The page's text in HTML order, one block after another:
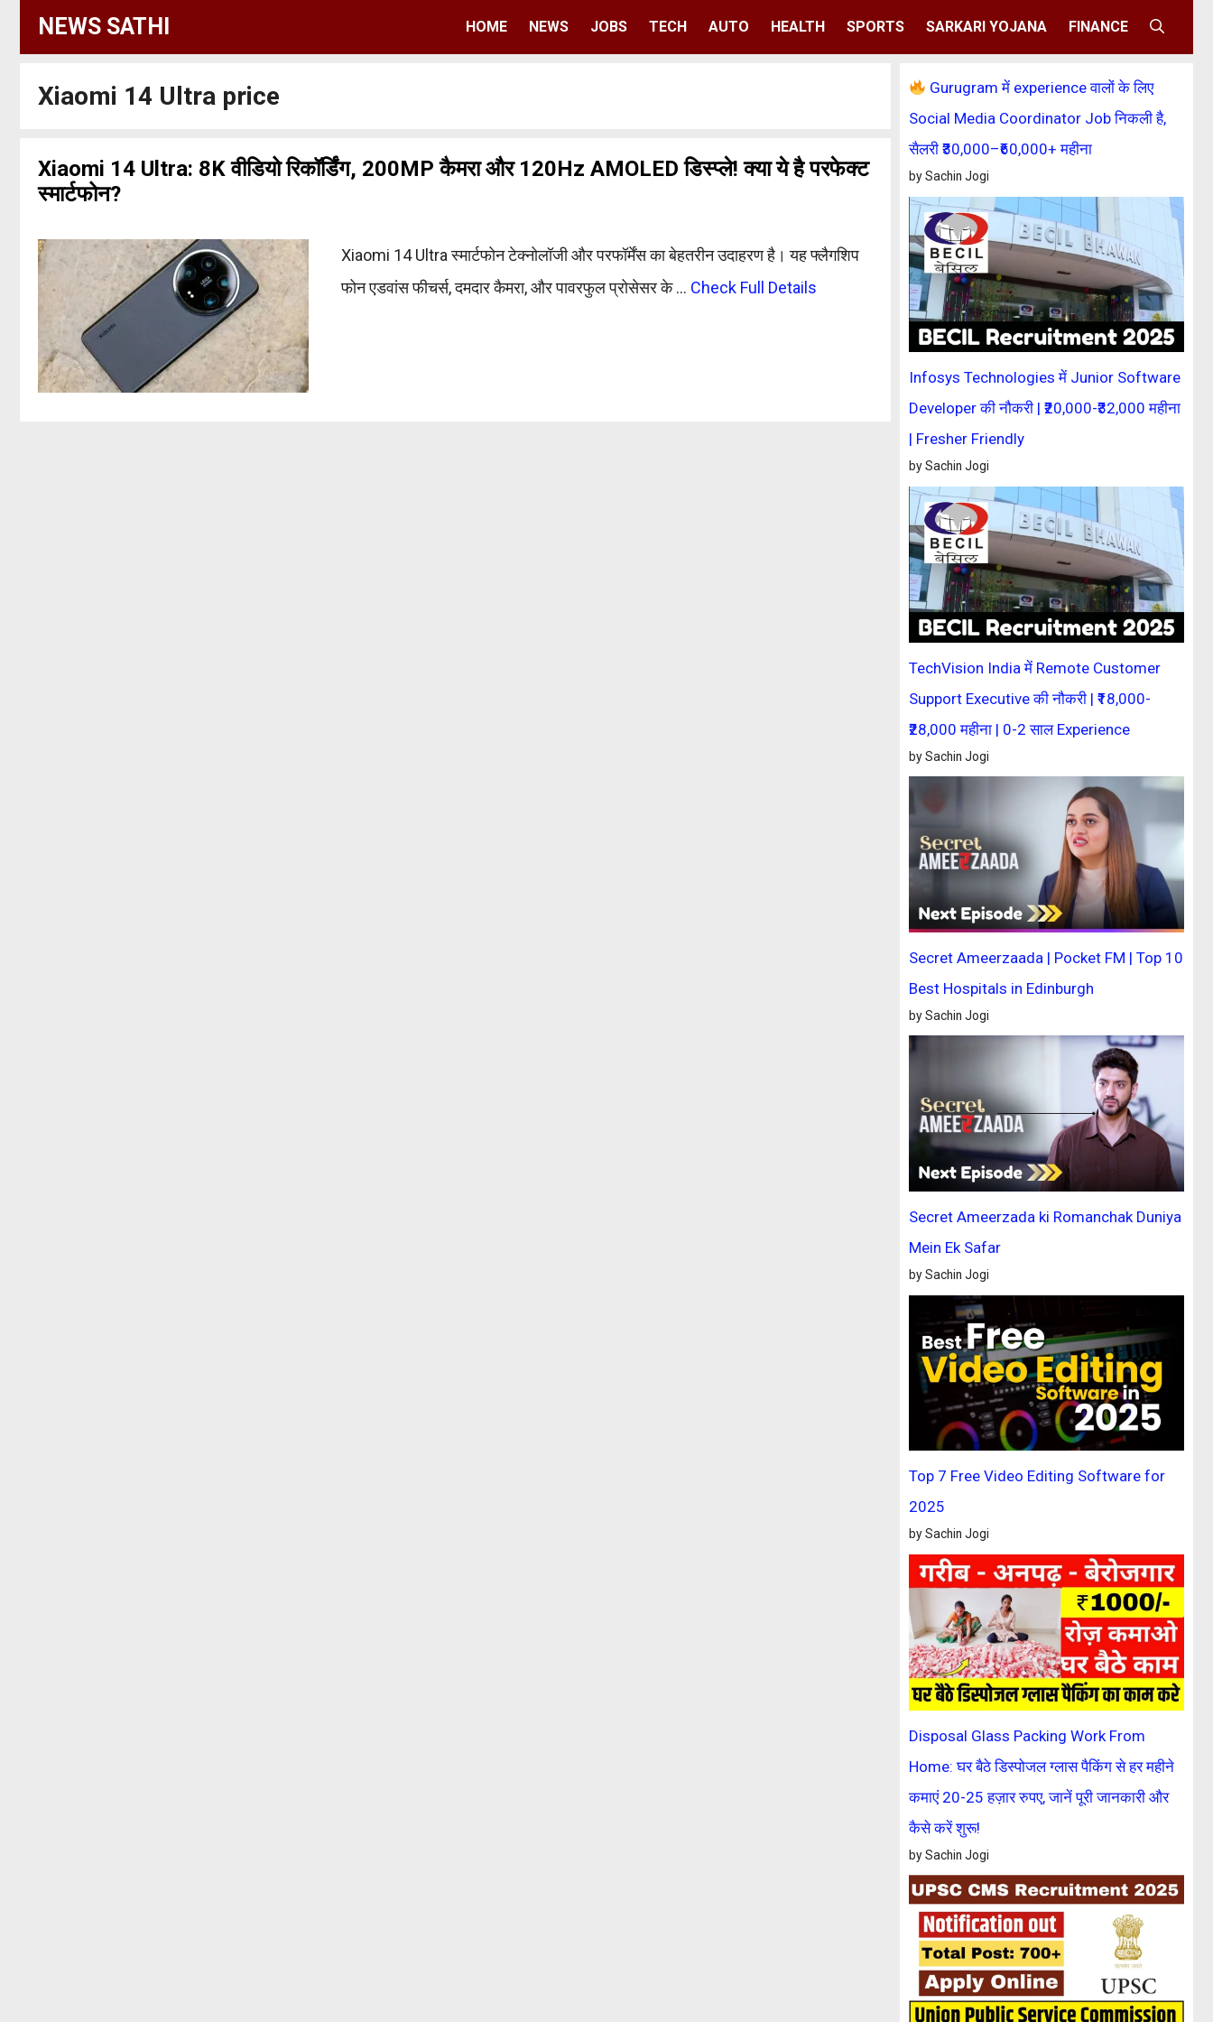
NEWS SATHI HOME NEWS JOBS TECH AUTO HEALTH SPORTS SARKARI YOJANA FINANCE
Xiaomi 14 Ultra price
Xiaomi 14 Ultra: 8K वीडियो रिकॉर्डिंग, 200MP कैमरा और 120Hz AMOLED डिस्प्ले! क्या ये है परफेक्ट
स्मार्टफोन?
Xiaomi 14 Ultra स्मार्टफोन टेक्नोलॉजी और परफॉर्मेंस का बेहतरीन उदाहरण है। यह फ्लैगशिप
फोन एडवांस फीचर्स, दमदार कैमरा, और पावरफुल प्रोसेसर के … Check Full Details
Gurugram में experience वालों के लिए
Social Media Coordinator Job निकली है,
सैलरी ₹30,000–₹60,000+ महीना
by Sachin Jogi
Infosys Technologies में Junior Software
Developer की नौकरी | ₹20,000-₹32,000 महीना
| Fresher Friendly
by Sachin Jogi
TechVision India में Remote Customer
Support Executive की नौकरी | ₹18,000-
₹28,000 महीना | 0-2 साल Experience
by Sachin Jogi
Secret Ameerzaada | Pocket FM | Top 10
Best Hospitals in Edinburgh
by Sachin Jogi
Secret Ameerzada ki Romanchak Duniya
Mein Ek Safar
by Sachin Jogi
Top 7 Free Video Editing Software for
2025
by Sachin Jogi
Disposal Glass Packing Work From
Home: घर बैठे डिस्पोजल ग्लास पैकिंग से हर महीने
कमाएं 20-25 हज़ार रुपए, जानें पूरी जानकारी और
कैसे करें शुरू!
by Sachin Jogi